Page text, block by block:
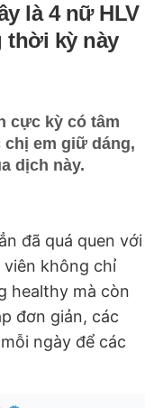
là 4 nữ HLV
thời kỳ này
cực kỳ có tâm
chị em giữ dáng,
dịch này.
đã quá quen với
viên không chỉ
healthy mà còn
đơn giản, các
ngày để các